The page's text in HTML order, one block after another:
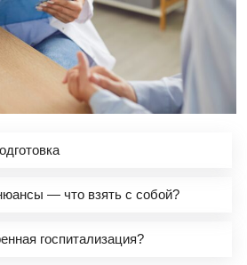
— что взять с собой?
госпитализация?